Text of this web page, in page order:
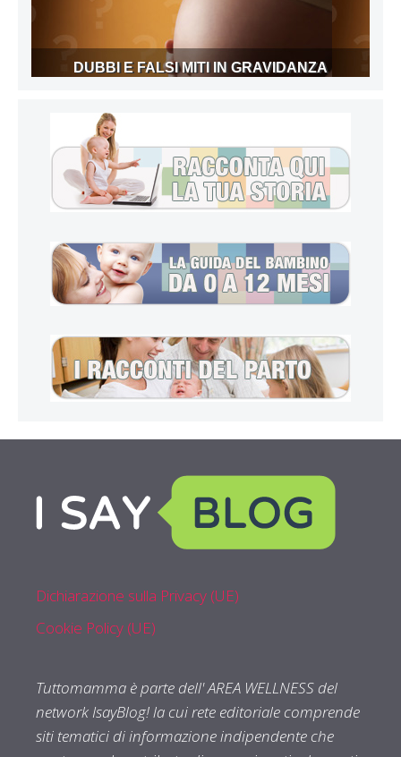
DUBBI E FALSI MITI IN GRAVIDANZA
Dichiarazione sulla Privacy (UE)
Cookie Policy (UE)
Tuttomamma è parte dell' AREA WELLNESS del
network IsayBlog! la cui rete editoriale comprende
siti tematici di informazione indipendente che